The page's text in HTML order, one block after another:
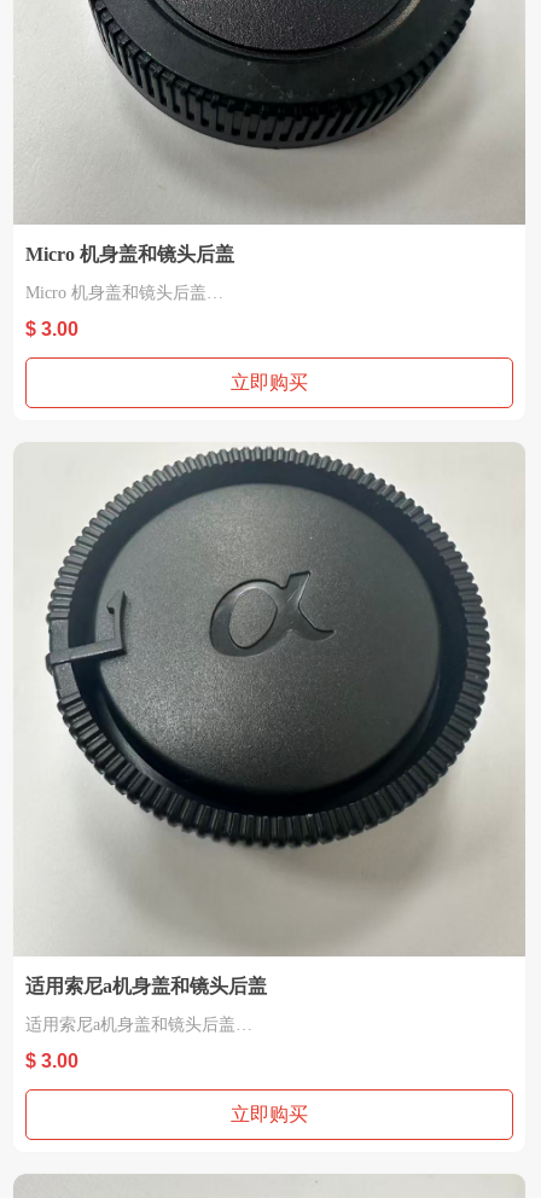
Micro 机身盖和镜头后盖
Micro 机身盖和镜头后盖
材质：塑胶
$ 3.00
立即购买
适用索尼a机身盖和镜头后盖
适用索尼a机身盖和镜头后盖
材质：塑胶
$ 3.00
立即购买